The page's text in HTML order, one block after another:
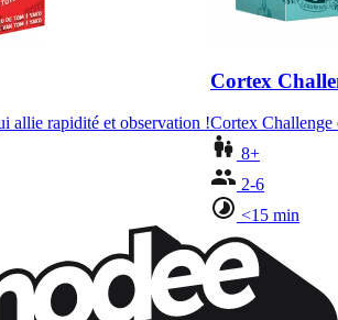
allie rapidité et observation !
Cortex
Cortex Challenge
8+
2-6
<15 min
Restons connectés !